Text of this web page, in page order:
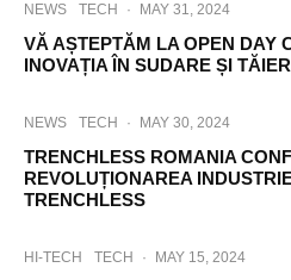
NEWS TECH · MAY 31, 2024
VĂ AȘTEPTĂM LA OPEN DAY
INOVAȚIA ÎN SUDARE ȘI
NEWS TECH · MAY 30, 2024
TRENCHLESS ROMANIA
REVOLUȚIONAREA
TRENCHLESS
HI-TECH TECH · MAY 15, 2024